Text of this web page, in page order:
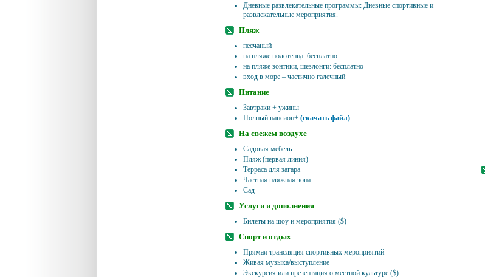
Дневные развлекательные программы: Дневные спортивные и
развлекательные мероприятия.
Пляж
песчаный
на пляже полотенца: бесплатно
на пляже зонтики, шезлонги: бесплатно
вход в море – частично галечный
Питание
Завтраки + ужины
Полный пансион+ (скачать файл)
На свежем воздухе
Садовая мебель
Пляж (первая линия)
Терраса для загара
Частная пляжная зона
Сад
Услуги и дополнения
Билеты на шоу и мероприятия ($)
Спорт и отдых
Прямая трансляция спортивных мероприятий
Живая музыка/выступление
Экскурсия или презентация о местной культуре ($)